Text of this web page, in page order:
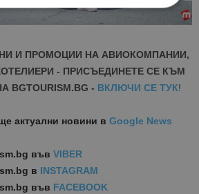
И ПРОМОЦИИ НА АВИОКОМПАНИИ,
- ПРИСЪЕДИНЕТЕ СЕ КЪМ
- ВКЛЮЧИ СЕ ТУК!
актуални новини в Google News
във VIBER
в INSTAGRAM
във FACEBOOK
Функционалност
на уебсайта, като
строго необходими бисквитки.
Домейн
lisandraramos.com
bgtourism.bg